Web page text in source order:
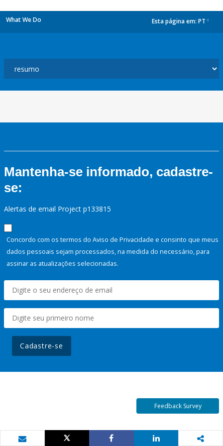
What We Do Esta página em: PT
Mantenha-se informado, cadastre-
se:
Alertas de email Project p133815
Concordo com os termos do Aviso de Privacidade e consinto que meus
dados pessoais sejam processados, na medida do necessário, para
assinar as atualizações selecionadas.
Cadastre-se
Feedback Survey